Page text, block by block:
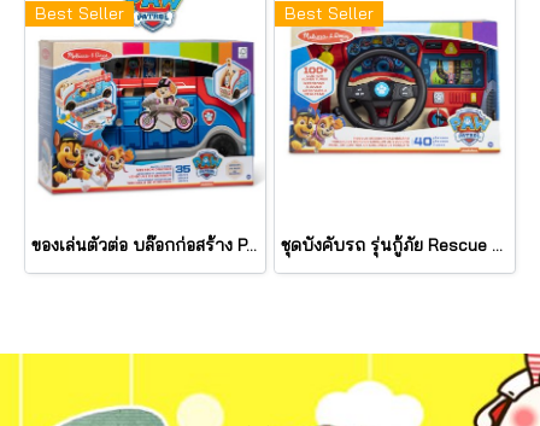
Best Seller
ของเล่นตัวต่อ บล๊อกก่อสร้าง PAW Patrol Match & Build Mission Cruiser รุ่น 33333 ยี่ห้อ Melissa & Doug
Best Seller
ชุดบังคับรถ รุ่นกู้ภัย Rescue Mission Wooden Dashboard รุ่น 33275 ยี่ห้อ Melissa & Doug